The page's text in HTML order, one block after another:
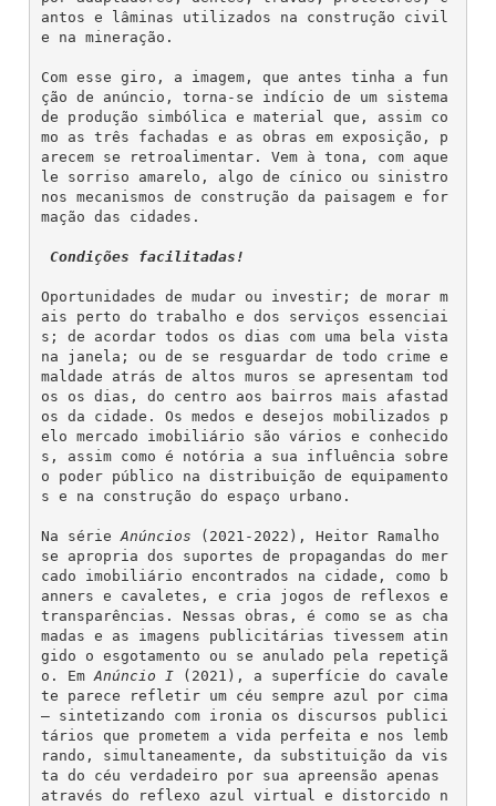
antos e lâminas utilizados na construção civil
e na mineração.
Com esse giro, a imagem, que antes tinha a fun
ção de anúncio, torna-se indício de um sistema
de produção simbólica e material que, assim co
mo as três fachadas e as obras em exposição, p
arecem se retroalimentar. Vem à tona, com aque
le sorriso amarelo, algo de cínico ou sinistro
nos mecanismos de construção da paisagem e for
mação das cidades.
Condições facilitadas!
Oportunidades de mudar ou investir; de morar m
ais perto do trabalho e dos serviços essenciai
s; de acordar todos os dias com uma bela vista
na janela; ou de se resguardar de todo crime e
maldade atrás de altos muros se apresentam tod
os os dias, do centro aos bairros mais afastad
os da cidade. Os medos e desejos mobilizados p
elo mercado imobiliário são vários e conhecido
s, assim como é notória a sua influência sobre
o poder público na distribuição de equipamento
s e na construção do espaço urbano.
Na série Anúncios (2021-2022), Heitor Ramalho
se apropria dos suportes de propagandas do mer
cado imobiliário encontrados na cidade, como b
anners e cavaletes, e cria jogos de reflexos e
transparências. Nessas obras, é como se as cha
madas e as imagens publicitárias tivessem atin
gido o esgotamento ou se anulado pela repetiçã
o. Em Anúncio I (2021), a superfície do cavale
te parece refletir um céu sempre azul por cima
– sintetizando com ironia os discursos publici
tários que prometem a vida perfeita e nos lemb
rando, simultaneamente, da substituição da vis
ta do céu verdadeiro por sua apreensão apenas
através do reflexo azul virtual e distorcido n